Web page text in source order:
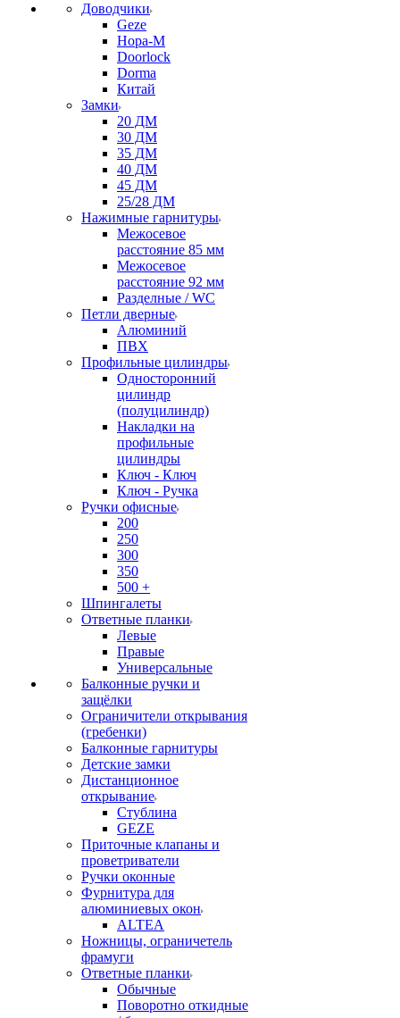
Доводчики
Geze
Нора-М
Doorlock
Dorma
Китай
Замки
20 ДМ
30 ДМ
35 ДМ
40 ДМ
45 ДМ
25/28 ДМ
Нажимные гарнитуры
Межосевое
расстояние 85 мм
Межосевое
расстояние 92 мм
Разделные / WC
Петли дверные
Алюминий
ПВХ
Профильные цилиндры
Односторонний
цилиндр
(полуцилиндр)
Накладки на
профильные
цилиндры
Ключ - Ключ
Ключ - Ручка
Ручки офисные
200
250
300
350
500 +
Шпингалеты
Ответные планки
Левые
Правые
Универсальные
Балконные ручки и
защёлки
Ограничители открывания
(гребенки)
Балконные гарнитуры
Детские замки
Дистанционное
открывание
Стублина
GEZE
Приточные клапаны и
проветриватели
Ручки оконные
Фурнитура для
алюминиевых окон
ALTEA
Ножницы, ограничетель
фрамуги
Ответные планки
Обычные
Поворотно откидные